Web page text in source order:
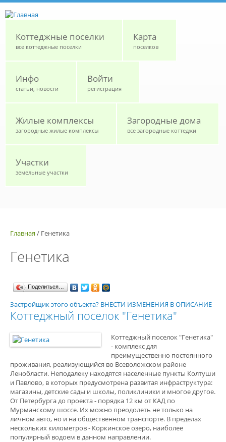
Коттеджные поселки
все коттеджные поселки
Карта
поселков
Инфо
статьи, новости
Войти
регистрация
Жилые комплексы
загородные жилые комплексы
Загородные дома
все загородные коттеджи
Участки
земельные участки
Главная / Генетика
Генетика
Поделиться…
Застройщик этого объекта? ВНЕСТИ ИЗМЕНЕНИЯ В ОПИСАНИЕ
Коттеджный поселок "Генетика"
Коттеджный поселок "Генетика"
- комплекс для
преимущественно постоянного
проживания, реализующийся во Всеволожском районе
Ленобласти. Неподалеку находятся населенные пункты Колтуши
и Павлово, в которых предусмотрена развитая инфраструктура:
магазины, детские сады и школы, поликлиники и многое другое.
От Петербурга до проекта - порядка 12 км от КАД по
Мурманскому шоссе. Их можно преодолеть не только на
личном авто, но и на общественном транспорте. В пределах
нескольких километров - Коркинское озеро, наиболее
популярный водоем в данном направлении.